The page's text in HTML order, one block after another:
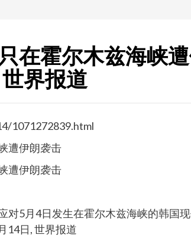
在霍尔木兹海峡
界报道
1071272839.html
遭伊朗袭击
遭伊朗袭击
对5月4日发生在霍尔木兹海峡的韩国
14日, 世界报道